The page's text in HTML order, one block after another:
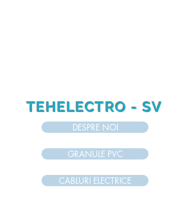
TEHELECTRO - SV
DESPRE NOI
GRANULE PVC
CABLURI ELECTRICE